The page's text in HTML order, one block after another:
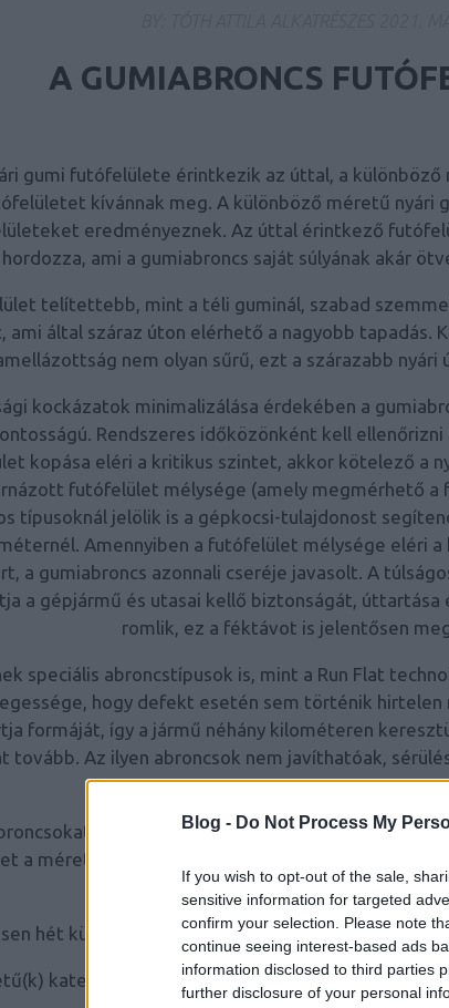
Blog - Do Not Process My
If you wish to opt-out of the sale,
sensitive information for targeted
confirm your selection. Please note
continue seeing interest-based ads
information disclosed to third parties
further disclosure of your personal
A GUMIABRONCS
gumi futófelülete érintkezik az úttal, a különböző
kívánnak meg. A különböző méretű nyári
eredményeznek. Az úttal érintkező
hordozza, ami a gumiabroncs saját súlyának akár
telítettebb, mint a téli guminál, szabad
ami által száraz úton elérhető a nagyobb tapadás.
nem olyan sűrű, ezt a szárazabb nyári
kockázatok minimalizálása érdekében a
Rendszeres időközönként kell
kopása eléri a kritikus szintet, akkor kötelező a
futófelület mélysége (amely megmérhető
típusoknál jelölik is a gépkocsi-tulajdonost
Amennyiben a futófelület mélysége eléri
a gumiabroncs azonnali cseréje javasolt. A
a gépjármű és utasai kellő biztonságát, úttartása
romlik, ez a féktávot is jelentősen
speciális abroncstípusok is, mint a Run Flat
hogy defekt esetén sem történik hirtelen
formáját, így a jármű néhány kilométeren
tovább. Az ilyen abroncsok nem javíthatóak,
különbözőszámokkal és betűkkel látják
a méret, a kategória, az abroncs felépítése, a
helyezik el a nyári gumin.
hét különböző jelölésből álló jelrendszer
kategóriát jelölnek, például a „P” a